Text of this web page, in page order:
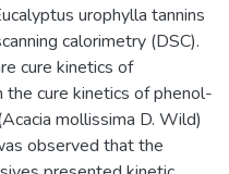
urophylla tannins
calorimetry (DSC).
cure kinetics of
the cure kinetics of phenol-
mollissima D. Wild)
observed that the